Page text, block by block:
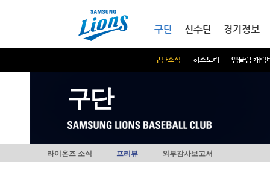
구단
구단소식 히스토리 엠블럼 캐릭
선수단 경기정보
구단
라이온즈 소식 프리뷰 외부감사보고서